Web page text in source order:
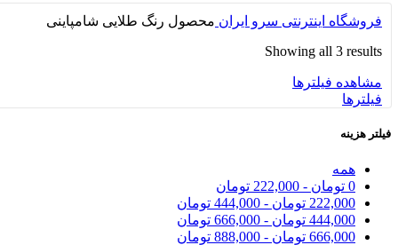
فروشگاه اینترنتی سرو ایران محصول رنگ طلایی شامپاینی
Showing all 3 results
مشاهده فیلترها
فیلترها
فیلتر هزینه
همه
0 تومان -
222,000 تومان
222,000 تومان -
444,000 تومان
444,000 تومان -
666,000 تومان
666,000 تومان -
888,000 تومان